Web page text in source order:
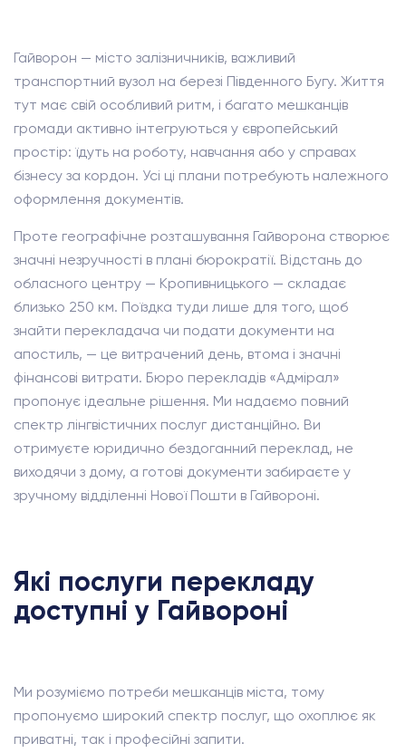
Гайворон — місто залізничників, важливий
транспортний вузол на березі Південного Бугу. Життя
тут має свій особливий ритм, і багато мешканців
громади активно інтегруються у європейський
простір: їдуть на роботу, навчання або у справах
бізнесу за кордон. Усі ці плани потребують належного
оформлення документів.
Проте географічне розташування Гайворона створює
значні незручності в плані бюрократії. Відстань до
обласного центру — Кропивницького — складає
близько 250 км. Поїздка туди лише для того, щоб
знайти перекладача чи подати документи на
апостиль, — це витрачений день, втома і значні
фінансові витрати. Бюро перекладів «Адмірал»
пропонує ідеальне рішення. Ми надаємо повний
спектр лінгвістичних послуг дистанційно. Ви
отримуєте юридично бездоганний переклад, не
виходячи з дому, а готові документи забираєте у
зручному відділенні Нової Пошти в Гайвороні.
Які послуги перекладу
доступні у Гайвороні
Ми розуміємо потреби мешканців міста, тому
пропонуємо широкий спектр послуг, що охоплює як
приватні, так і професійні запити.